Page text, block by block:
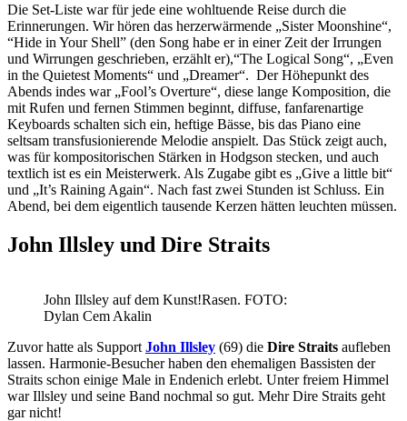
Die Set-Liste war für jede eine wohltuende Reise durch die
Erinnerungen. Wir hören das herzerwärmende „Sister Moonshine“,
“Hide in Your Shell” (den Song habe er in einer Zeit der Irrungen
und Wirrungen geschrieben, erzählt er),“The Logical Song“, „Even
in the Quietest Moments“ und „Dreamer“. Der Höhepunkt des
Abends indes war „Fool’s Overture“, diese lange Komposition, die
mit Rufen und fernen Stimmen beginnt, diffuse, fanfarenartige
Keyboards schalten sich ein, heftige Bässe, bis das Piano eine
seltsam transfusionierende Melodie anspielt. Das Stück zeigt auch,
was für kompositorischen Stärken in Hodgson stecken, und auch
textlich ist es ein Meisterwerk. Als Zugabe gibt es „Give a little bit“
und „It’s Raining Again“. Nach fast zwei Stunden ist Schluss. Ein
Abend, bei dem eigentlich tausende Kerzen hätten leuchten müssen.
John Illsley und Dire Straits
John Illsley auf dem Kunst!Rasen. FOTO:
Dylan Cem Akalin
Zuvor hatte als Support John Illsley (69) die Dire Straits aufleben
lassen. Harmonie-Besucher haben den ehemaligen Bassisten der
Straits schon einige Male in Endenich erlebt. Unter freiem Himmel
war Illsley und seine Band nochmal so gut. Mehr Dire Straits geht
gar nicht!